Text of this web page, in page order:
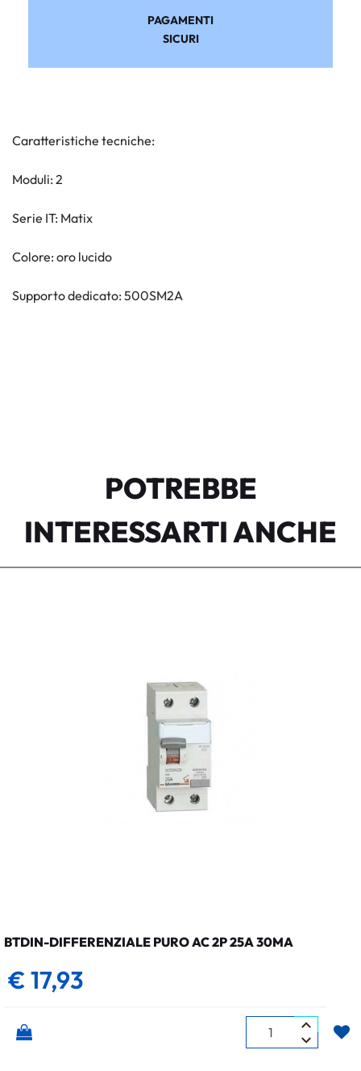
PAGAMENTI
SICURI
Caratteristiche tecniche:
Moduli: 2
Serie IT: Matix
Colore: oro lucido
Supporto dedicato: 500SM2A
POTREBBE
INTERESSARTI ANCHE
BTDIN-DIFFERENZIALE PURO AC 2P 25A 30MA
€ 17,93
Quantità